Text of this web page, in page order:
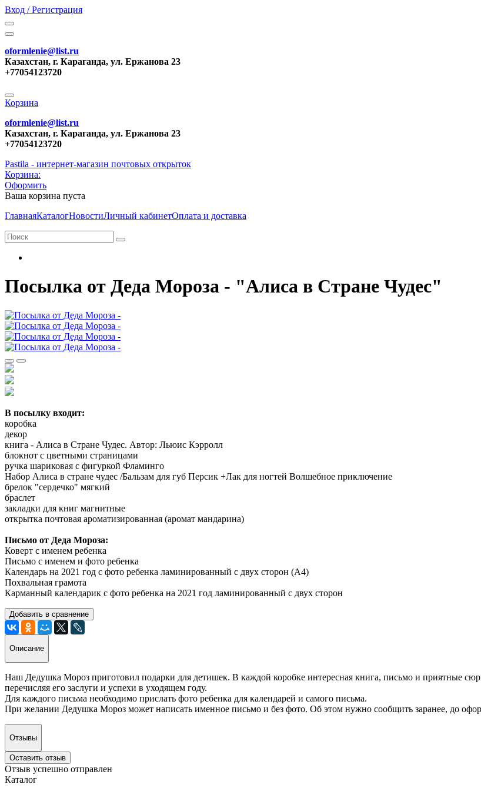
Вход / Регистрация
oformlenie@list.ru
Казахстан, г. Караганда, ул. Ержанова 23
+77054123720
Корзина
oformlenie@list.ru
Казахстан, г. Караганда, ул. Ержанова 23
+77054123720
Pastila - интернет-магазин почтовых открыток
Корзина:
Оформить
Ваша корзина пуста
ГлавнаяКаталогНовостиЛичный кабинетОплата и доставка
Посылка от Деда Мороза - "Алиса в Стране Чудес"
В посылку входит:
коробка
декор
книга - Алиса в Стране Чудес. Автор: Льюис Кэрролл
блокнот с цветными страницами
ручка шариковая с фигуркой Фламинго
Набор Алиса в стране чудес /Бальзам для губ Персик +Лак для ногтей Волшебное приключение
брелок "сердечко" мягкий
браслет
закладки для книг магнитные
открытка почтовая ароматизированная (аромат мандарина)
Письмо от Деда Мороза:
Коверт с именем ребенка
Письмо с именем и фото ребенка
Календарь на 2021 год с фото ребенка ламинированный с двух сторон (А4)
Похвальная грамота
Карманный календарик с фото ребенка на 2021 год ламинированный с двух сторон
Добавить в сравнение
Описание
Наш Дедушка Мороз приготовил подарки для детишек. В каждой коробке интересная книга, письмо и приятные
перечисляя его заслуги и успехи в уходящем году.
Для каждого письма необходимо прислать фото ребенка для календарей и самого письма.
При желании Дедушка Мороз может написать именное письмо и без фото. Об этом нужно сообщить заранее, до
Отзывы
Оставить отзыв
Отзыв успешно отправлен
Каталог